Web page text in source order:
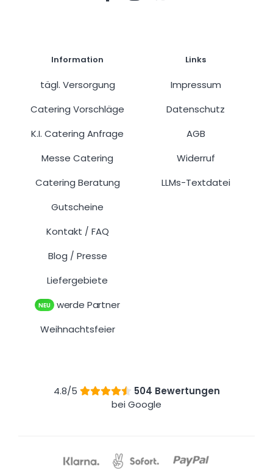
Information
tägl. Versorgung
Catering Vorschläge
K.I. Catering Anfrage
Messe Catering
Catering Beratung
Gutscheine
Kontakt / FAQ
Blog / Presse
Liefergebiete
NEU werde Partner
Weihnachtsfeier
Links
Impressum
Datenschutz
AGB
Widerruf
LLMs-Textdatei
4.8/5
504 Bewertungen
bei Google